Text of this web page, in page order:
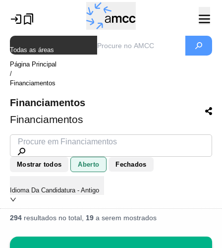
Todas as áreas
Página Principal
/
Financiamentos
Financiamentos
Financiamentos
Mostrar todos Aberto Fechados
Idioma Da Candidatura - Antigo
294 resultados no total, 19 a serem mostrados